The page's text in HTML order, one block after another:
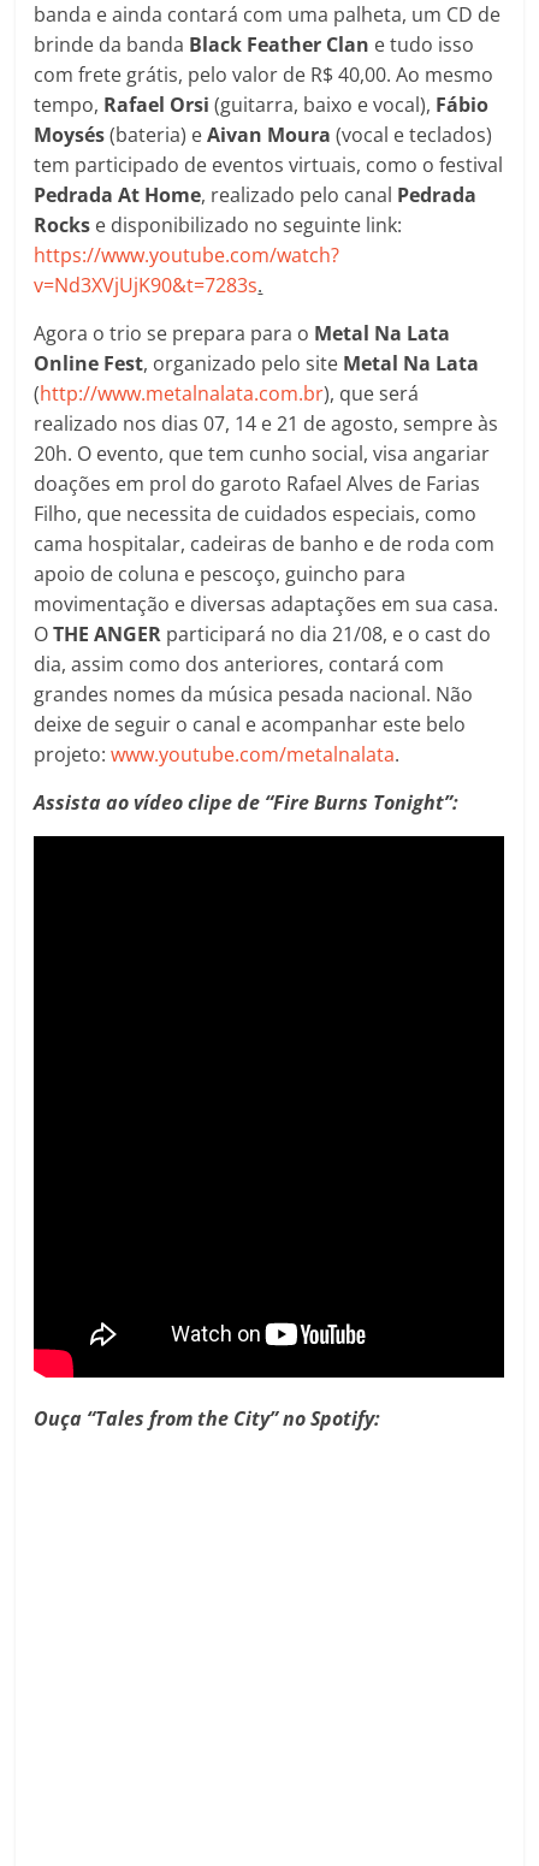
banda e ainda contará com uma palheta, um CD de
brinde da banda Black Feather Clan e tudo isso
com frete grátis, pelo valor de R$ 40,00. Ao mesmo
tempo, Rafael Orsi (guitarra, baixo e vocal), Fábio
Moysés(bateria) eAivan Moura (vocal e teclados)
tem participado de eventos virtuais, como o festival
Pedrada At Home, realizado pelo canal Pedrada
Rocks e disponibilizado no seguinte link:
https://www.youtube.com/watch?
v=Nd3XVjUjK90&t=7283s.
Agora o trio se prepara para o Metal Na Lata
Online Fest, organizado pelo site Metal Na Lata
(http://www.metalnalata.com.br), que será
realizado nos dias 07, 14 e 21 de agosto, sempre às
20h. O evento, que tem cunho social, visa angariar
doações em prol do garoto Rafael Alves de Farias
Filho, que necessita de cuidados especiais, como
cama hospitalar, cadeiras de banho e de roda com
apoio de coluna e pescoço, guincho para
movimentação e diversas adaptações em sua casa.
OTHE ANGER participará no dia 21/08, e o cast do
dia, assim como dos anteriores, contará com
grandes nomes da música pesada nacional. Não
deixe de seguir o canal e acompanhar este belo
projeto:www.youtube.com/metalnalata.
Assista ao vídeo clipe de “Fire Burns Tonight”:
Ouça “Tales from the City” no Spotify: